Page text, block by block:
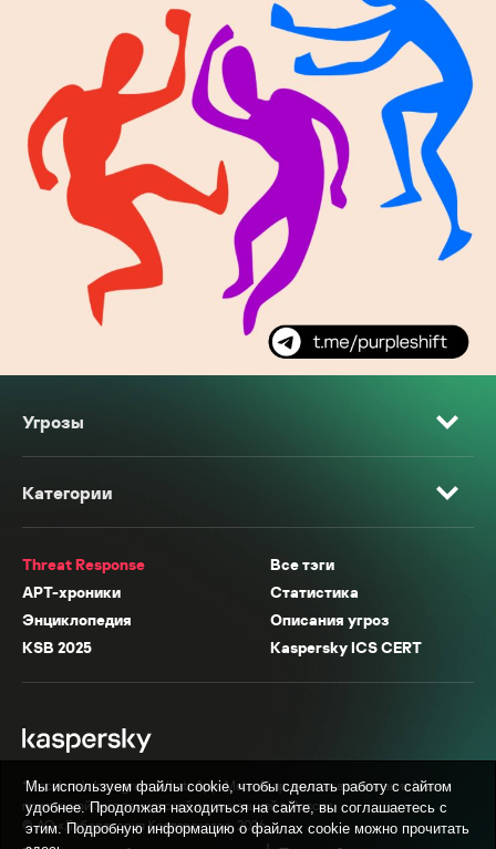
Угрозы
Категории
Threat Response
Все тэги
APT-хроники
Статистика
Энциклопедия
Описания угроз
KSB 2025
Kaspersky ICS CERT
* Facebook, Instagram, WhatsApp, Meta AI принадлежат компании Meta,
признанной экстремистской организацией в России.
© АО «Лаборатория Касперского», 2026.
Мы используем файлы cookie, чтобы сделать работу с сайтом
удобнее. Продолжая находиться на сайте, вы соглашаетесь с
этим. Подробную информацию о файлах cookie можно прочитать